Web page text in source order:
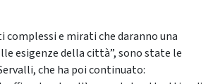
complessi e mirati che daranno una
esigenze della città”, sono state le
che ha poi continuato: